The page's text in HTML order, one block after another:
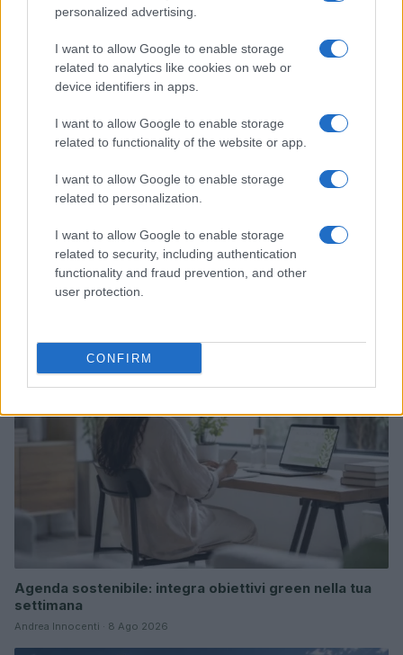
personalized advertising.
I want to allow Google to enable storage
related to analytics like cookies on web or
device identifiers in apps.
I want to allow Google to enable storage
related to functionality of the website or app.
I want to allow Google to enable storage
related to personalization.
I want to allow Google to enable storage
related to security, including authentication
functionality and fraud prevention, and other
user protection.
CONFIRM
Continua a leggere
Agenda sostenibile: integra obiettivi green nella tua
settimana
Andrea Innocenti · 8 Ago 2026